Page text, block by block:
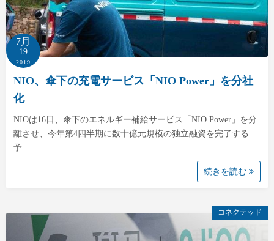
7月
19
2019
NIO、傘下の充電サービス「NIO Power」を分社
化
NIOは16日、傘下のエネルギー補給サービス「NIO Power」を分
離させ、今年第4四半期に数十億元規模の独立融資を完了する
予…
続きを読む
コネクテッド